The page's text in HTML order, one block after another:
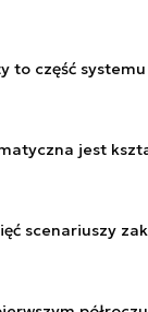
to część systemu
jest
scenariuszy